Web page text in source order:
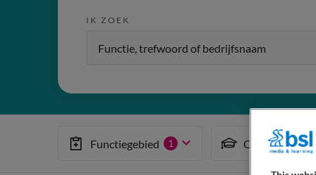
IK ZOEK
Functiegebied 1 Opleiding